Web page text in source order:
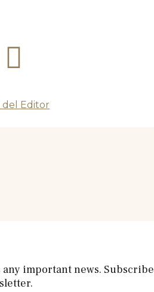
del Editor
any important news. Subscribe